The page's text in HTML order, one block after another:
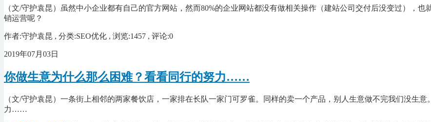
（文/守护袁昆）虽然中小企业都有自己的官方网站，然而80%的企业网站都没有做相关操作（建站公司交付后没变过），
销运营呢？
作者:守护袁昆 , 分类:SEO优化 , 浏览:1457 , 评论:0
2019年07月03日
你做生意为什么那么困难？看看同行的努力……
（文/守护袁昆）一条街上相邻的两家餐饮店，一家排在长队一家门可罗雀。同样的卖一个产品，别人生意做不完我们没生
力……